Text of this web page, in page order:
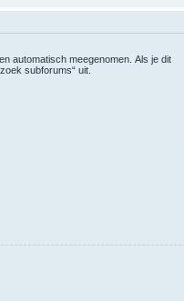
automatisch meegenomen. Als je dit
subforums“ uit.